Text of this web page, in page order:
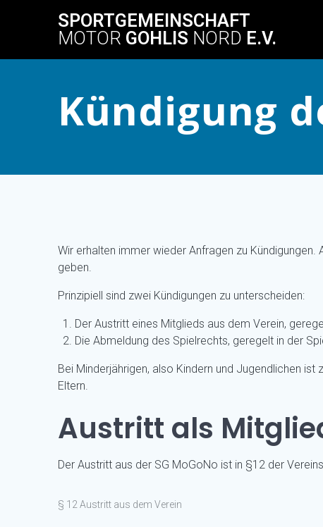
SPORTGEMEINSCHAFT
MOTOR GOHLIS NORD E.V.
Kündigung
Wir erhalten immer wieder Anfragen zu
geben.
Prinzipiell sind zwei Kündigungen zu unterscheiden:
Der Austritt eines Mitglieds aus dem Verein,
Die Abmeldung des Spielrechts, geregelt in der
Bei Minderjährigen, also Kindern und Jugendlichen
Eltern.
Austritt als
Der Austritt aus der SG MoGoNo ist in §12 der
§ 12 Austritt aus dem Verein